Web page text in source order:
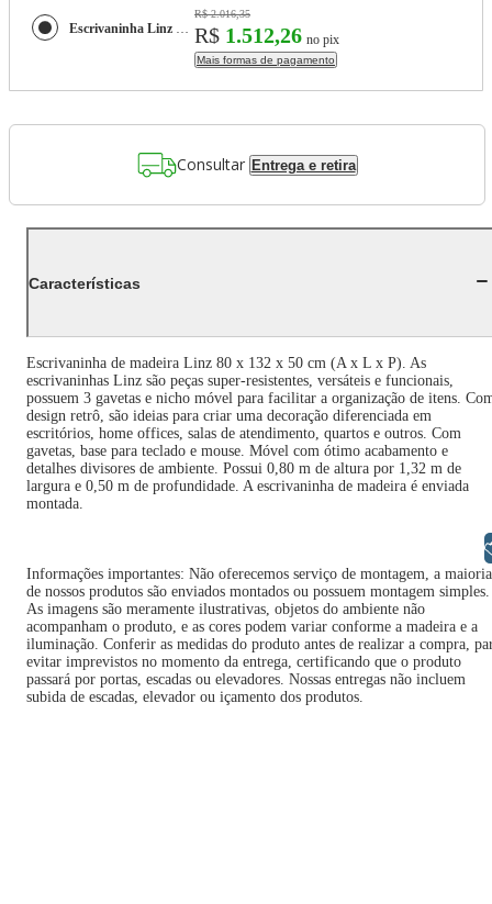
Escrivaninha Linz 3 Gavetas 80 x 132 x 50 cm (A x L x P) - Cor Azul Petróleo/Imbuia Glazer
R$ 2.016,35
R$ 1.512,26 no pix
Mais formas de pagamento
Consultar Entrega e retira
Características
Escrivaninha de madeira Linz 80 x 132 x 50 cm (A x L x P). As
escrivaninhas Linz são peças super-resistentes, versáteis e funcionais,
possuem 3 gavetas e nicho móvel para facilitar a organização de itens.
design retrô, são ideias para criar uma decoração diferenciada em
escritórios, home offices, salas de atendimento, quartos e outros. Com
gavetas, base para teclado e mouse. Móvel com ótimo acabamento e
detalhes divisores de ambiente. Possui 0,80 m de altura por 1,32 m de
largura e 0,50 m de profundidade. A escrivaninha de madeira é enviada
montada.
Informações importantes: Não oferecemos serviço de montagem, a maioria
de nossos produtos são enviados montados ou possuem montagem simples.
As imagens são meramente ilustrativas, objetos do ambiente não
acompanham o produto, e as cores podem variar conforme a madeira e a
iluminação. Conferir as medidas do produto antes de realizar a compra,
evitar imprevistos no momento da entrega, certificando que o produto
passará por portas, escadas ou elevadores. Nossas entregas não incluem
subida de escadas, elevador ou içamento dos produtos.